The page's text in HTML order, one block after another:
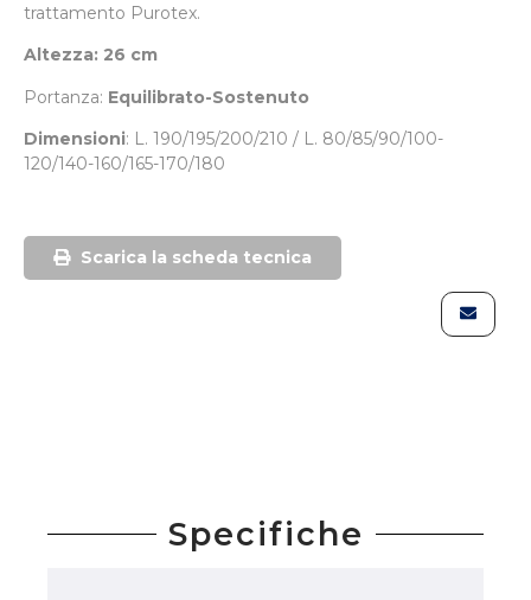
trattamento Purotex.
Altezza: 26 cm
Portanza: Equilibrato-Sostenuto
Dimensioni: L. 190/195/200/210 / L. 80/85/90/100-
120/140-160/165-170/180
Scarica la scheda tecnica
Specifiche